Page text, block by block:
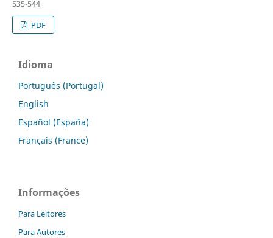
535-544
PDF
Idioma
Português (Portugal)
English
Español (España)
Français (France)
Informações
Para Leitores
Para Autores